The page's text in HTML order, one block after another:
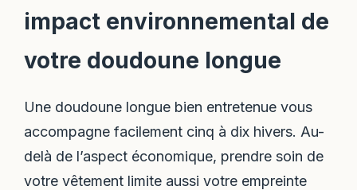
impact environnemental de
votre doudoune longue
Une doudoune longue bien entretenue vous
accompagne facilement cinq à dix hivers. Au-
delà de l’aspect économique, prendre soin de
votre vêtement limite aussi votre empreinte